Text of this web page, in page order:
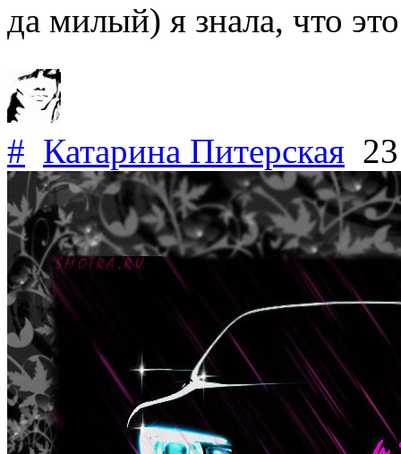
да милый) я знала, что
# Катарина Питерская